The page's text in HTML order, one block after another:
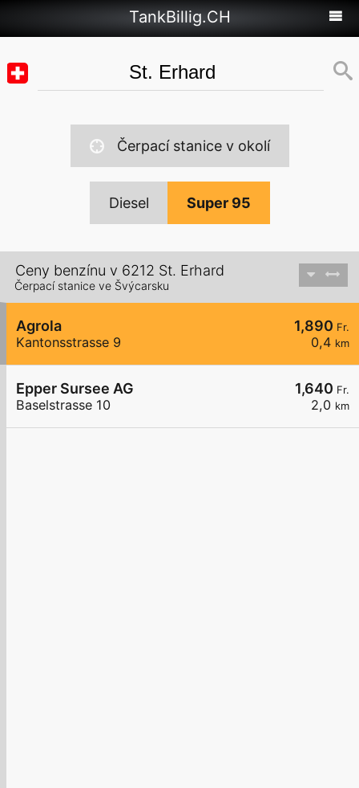
TankBillig.CH
Čerpací stanice v okolí
Diesel Super 95
Ceny benzínu v 6212 St. Erhard
Čerpací stanice ve Švýcarsku
1,890 Fr.
0,4 km
Agrola
Kantonsstrasse 9
1,640 Fr.
2,0 km
Epper Sursee AG
Baselstrasse 10